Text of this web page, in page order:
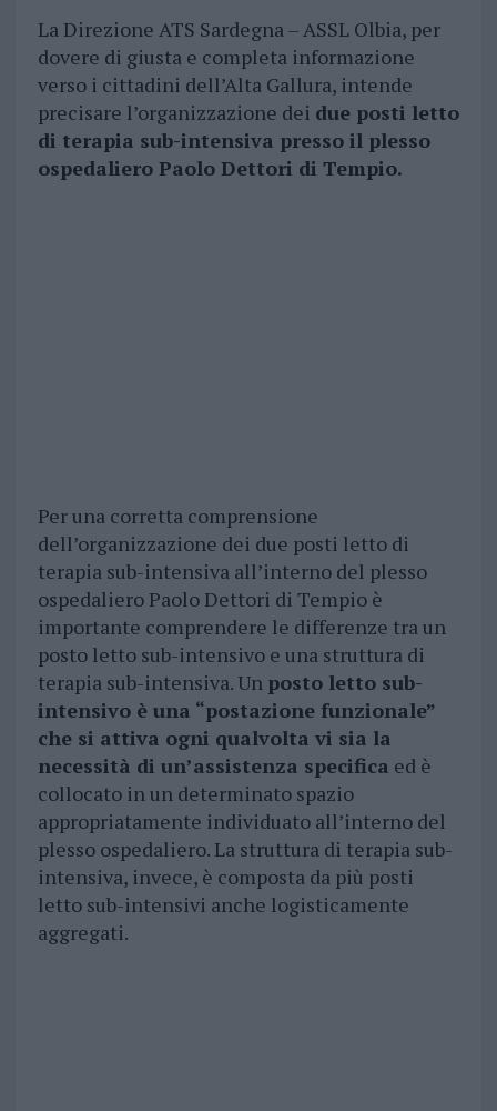
La Direzione ATS Sardegna – ASSL Olbia, per
dovere di giusta e completa informazione
verso i cittadini dell’Alta Gallura, intende
precisare l’organizzazione dei due posti letto
di terapia sub-intensiva presso il plesso
ospedaliero Paolo Dettori di Tempio.
Per una corretta comprensione
dell’organizzazione dei due posti letto di
terapia sub-intensiva all’interno del plesso
ospedaliero Paolo Dettori di Tempio è
importante comprendere le differenze tra un
posto letto sub-intensivo e una struttura di
terapia sub-intensiva. Un posto letto sub-
intensivo è una “postazione funzionale”
che si attiva ogni qualvolta vi sia la
necessità di un’assistenza specifica ed è
collocato in un determinato spazio
appropriatamente individuato all’interno del
plesso ospedaliero. La struttura di terapia sub-
intensiva, invece, è composta da più posti
letto sub-intensivi anche logisticamente
aggregati.